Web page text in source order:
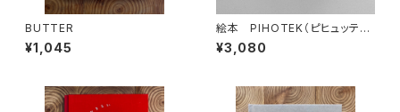
BUTTER
¥1,045
絵本 PIHOTEK（ピヒュッティ）
北極を風と歩く
¥3,080